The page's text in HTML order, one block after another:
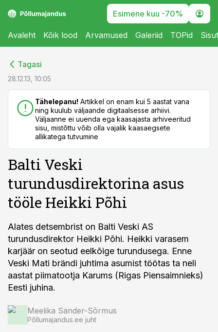
Esimene kuu -70%
Avaleht Kõik lood Arvamused Galeriid TOPid
Tagasi
28.12.13, 10:05
Tähelepanu! Artikkel on enam kui 5 aastat vana
ning kuulub väljaande digitaalsesse arhiivi.
Väljaanne ei uuenda ega kaasajasta arhiveeritud
sisu, mistõttu võib olla vajalik kaasaegsete
allikatega tutvumine
Balti Veski
turundusdirektorina asus
tööle Heikki Põhi
Alates detsembrist on Balti Veski AS
turundusdirektor Heikki Põhi. Heikki varasem
karjäär on seotud eelkõige turundusega. Enne
Veski Mati brändi juhtima asumist töötas ta neli
aastat piimatootja Karums (Rigas Piensaimnieks)
Eesti juhina.
Meelika Sander-Sõrmus
Põllumajandus.ee juht